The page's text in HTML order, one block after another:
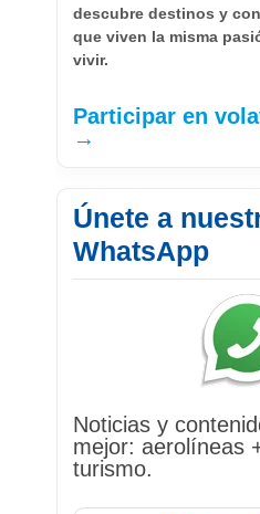
descubre destinos y
que viven la misma
vivir.
Participar en
→
Únete a
WhatsApp
Noticias y
mejor: aerolíneas
turismo.